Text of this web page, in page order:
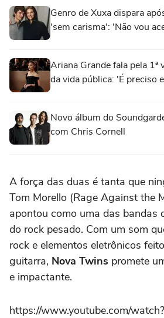
Genro de Xuxa dispara
'sem carisma': 'Não vou
Ariana Grande fala pela 1ª
da vida pública: 'É preciso
Novo álbum do
com Chris Cornell
A força das duas é tanta que
Tom Morello (Rage Against the
apontou como uma das bandas
do rock pesado. Com um som
rock e elementos eletrônicos
guitarra, Nova Twins promete
e impactante.
https://www.youtube.com/watch?